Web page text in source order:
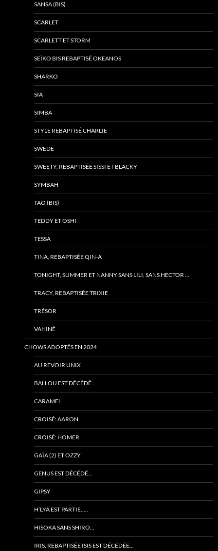
SANSA (BIS)
SCARLET
SCARLETT ET STORM
SEÏKO BIS REBAPTISÉ OKEANOS
SHARKO
SIA
SIMBA
STYLE REBAPTISÉ CHARLIE
SWEDE
SWEETY, REBAPTISÉE SISSI ET BLACKY
SYMBAH
TAO (BIS)
TEDDY ET OSHI
TESSA
TINA, REBAPTISÉE QIN-A
TONIGHT, SUMMER ET NANNY SANS LILI, SANS HECTOR …
TRACY, REBAPTISÉE TRIXIE
TRÉSOR
VAHINÉ
CHOWS ADOPTÉS EN 2024
AU REVOIR UNIX
BALLOU EST DÉCÉDÉ…
CARAMEL
CROISÉ: AARON
CROISÉ: HOMER
GAÏA (2) ET OZZY
GENUS EST DÉCÉDÉ…
GIPSY
H’LYA EST PARTIE…..
HISOKA SANS SHIRO…
IRIS, REBAPTISÉE ISIS EST DÉCÉDÉE…